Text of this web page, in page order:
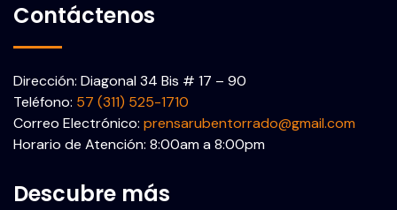
Contáctenos
Dirección: Diagonal 34 Bis # 17 – 90
Teléfono: 57 (311) 525-1710
Correo Electrónico: prensarubentorrado@gmail.com
Horario de Atención: 8:00am a 8:00pm
Descubre más